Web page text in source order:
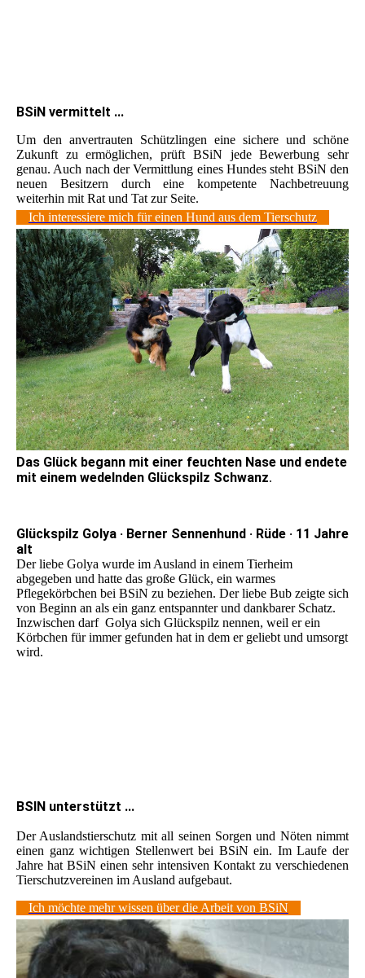
BSiN vermittelt ...
Um den anvertrauten Schützlingen eine sichere und schöne
Zukunft zu ermöglichen, prüft BSiN jede Bewerbung sehr
genau. Auch nach der Vermittlung eines Hundes steht BSiN den
neuen Besitzern durch eine kompetente Nachbetreuung
weiterhin mit Rat und Tat zur Seite.
Ich interessiere mich für einen Hund aus dem Tierschutz
Das Glück begann mit einer feuchten Nase und endete
mit einem wedelnden Glückspilz Schwanz.
Glückspilz Golya · Berner Sennenhund · Rüde · 11 Jahre
alt
Der liebe Golya wurde im Ausland in einem Tierheim
abgegeben und hatte das große Glück, ein warmes
Pflegekörbchen bei BSiN zu beziehen. Der liebe Bub zeigte sich
von Beginn an als ein ganz entspannter und dankbarer Schatz.
Inzwischen darf Golya sich Glückspilz nennen, weil er ein
Körbchen für immer gefunden hat in dem er geliebt und umsorgt
wird.
BSIN unterstützt ...
Der Auslandstierschutz mit all seinen Sorgen und Nöten nimmt
einen ganz wichtigen Stellenwert bei BSiN ein. Im Laufe der
Jahre hat BSiN einen sehr intensiven Kontakt zu verschiedenen
Tierschutzvereinen im Ausland aufgebaut.
Ich möchte mehr wissen über die Arbeit von BSiN